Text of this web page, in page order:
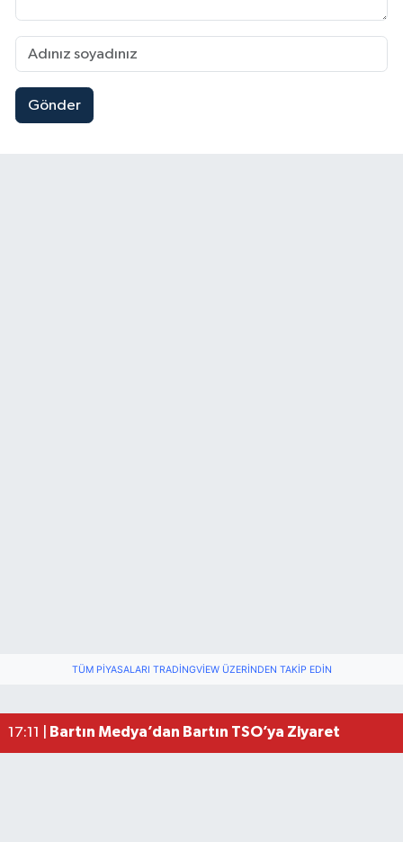
Gönder
TÜM PIYASALARI TRADINGVIEW ÜZERINDEN TAKIP EDIN
17:11 |
Bartın Medya’dan Bartın TSO’ya Ziyaret